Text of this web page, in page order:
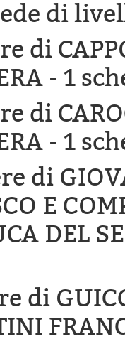
di
di
- 1
di
- 1
di
E
DEL
di